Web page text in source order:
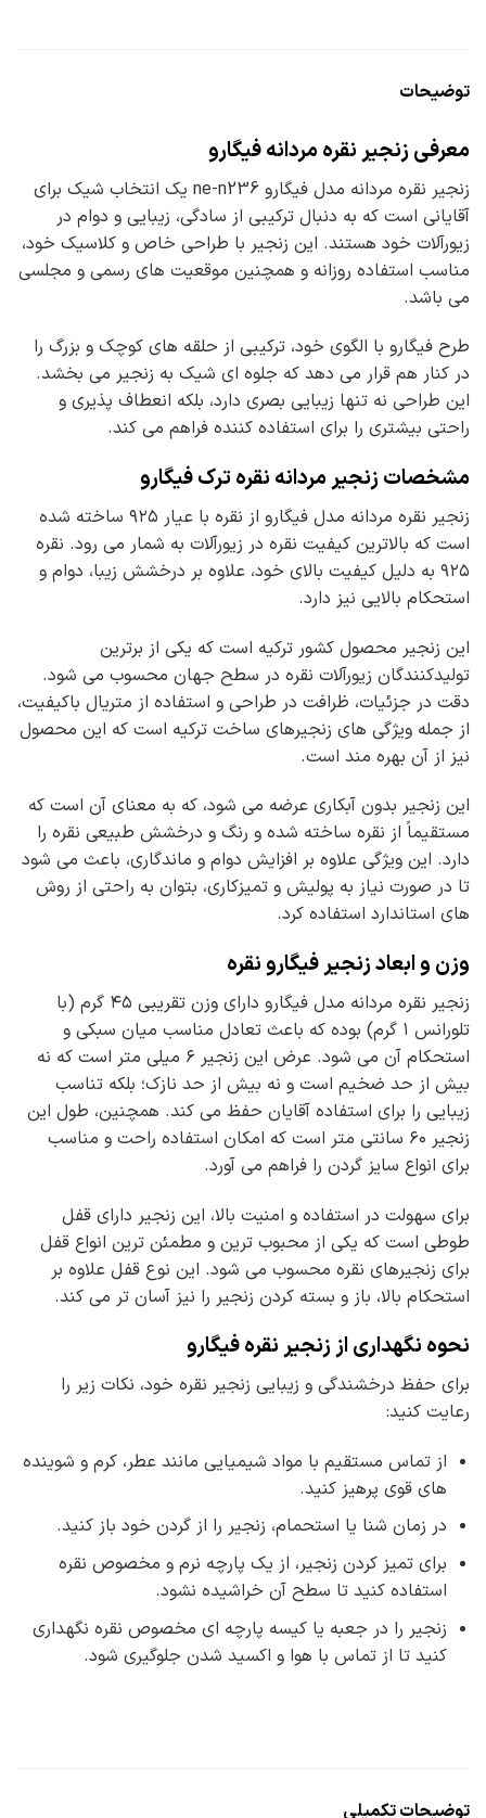
توضیحات
معرفی زنجیر نقره مردانه فیگارو
زنجیر نقره مردانه مدل فیگارو ne-n236 یک انتخاب شیک برای
آقایانی است که به دنبال ترکیبی از سادگی، زیبایی و دوام در
زیورآلات خود هستند. این زنجیر با طراحی خاص و کلاسیک خود،
مناسب استفاده روزانه و همچنین موقعیت های رسمی و مجلسی
می باشد.
طرح فیگارو با الگوی خود، ترکیبی از حلقه های کوچک و بزرگ را
در کنار هم قرار می دهد که جلوه ای شیک به زنجیر می بخشد.
این طراحی نه تنها زیبایی بصری دارد، بلکه انعطاف پذیری و
راحتی بیشتری را برای استفاده کننده فراهم می کند.
مشخصات زنجیر مردانه نقره ترک فیگارو
زنجیر نقره مردانه مدل فیگارو از نقره با عیار ۹۲۵ ساخته شده
است که بالاترین کیفیت نقره در زیورآلات به شمار می رود. نقره
۹۲۵ به دلیل کیفیت بالای خود، علاوه بر درخشش زیبا، دوام و
استحکام بالایی نیز دارد.
این زنجیر محصول کشور ترکیه است که یکی از برترین
تولیدکنندگان زیورآلات نقره در سطح جهان محسوب می شود.
دقت در جزئیات، ظرافت در طراحی و استفاده از متریال باکیفیت،
از جمله ویژگی های زنجیرهای ساخت ترکیه است که این محصول
نیز از آن بهره مند است.
این زنجیر بدون آبکاری عرضه می شود، که به معنای آن است که
مستقیماً از نقره ساخته شده و رنگ و درخشش طبیعی نقره را
دارد. این ویژگی علاوه بر افزایش دوام و ماندگاری، باعث می شود
تا در صورت نیاز به پولیش و تمیزکاری، بتوان به راحتی از روش
های استاندارد استفاده کرد.
وزن و ابعاد زنجیر فیگارو نقره
زنجیر نقره مردانه مدل فیگارو دارای وزن تقریبی ۴۵ گرم (با
تلورانس ۱ گرم) بوده که باعث تعادل مناسب میان سبکی و
استحکام آن می شود. عرض این زنجیر ۶ میلی متر است که نه
بیش از حد ضخیم است و نه بیش از حد نازک؛ بلکه تناسب
زیبایی را برای استفاده آقایان حفظ می کند. همچنین، طول این
زنجیر ۶۰ سانتی متر است که امکان استفاده راحت و مناسب
برای انواع سایز گردن را فراهم می آورد.
برای سهولت در استفاده و امنیت بالا، این زنجیر دارای قفل
طوطی است که یکی از محبوب ترین و مطمئن ترین انواع قفل
برای زنجیرهای نقره محسوب می شود. این نوع قفل علاوه بر
استحکام بالا، باز و بسته کردن زنجیر را نیز آسان تر می کند.
نحوه نگهداری از زنجیر نقره فیگارو
برای حفظ درخشندگی و زیبایی زنجیر نقره خود، نکات زیر را
رعایت کنید:
از تماس مستقیم با مواد شیمیایی مانند عطر، کرم و شوینده
های قوی پرهیز کنید.
در زمان شنا یا استحمام، زنجیر را از گردن خود باز کنید.
برای تمیز کردن زنجیر، از یک پارچه نرم و مخصوص نقره
استفاده کنید تا سطح آن خراشیده نشود.
زنجیر را در جعبه یا کیسه پارچه ای مخصوص نقره نگهداری
کنید تا از تماس با هوا و اکسید شدن جلوگیری شود.
توضیحات تکمیلی